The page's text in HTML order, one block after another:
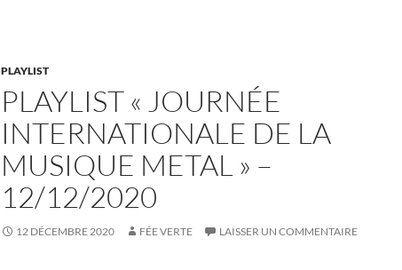
PLAYLIST
PLAYLIST « JOURNÉE
INTERNATIONALE DE LA
MUSIQUE METAL » –
12/12/2020
12 DÉCEMBRE 2020 FÉE VERTE LAISSER UN COMMENTAIRE